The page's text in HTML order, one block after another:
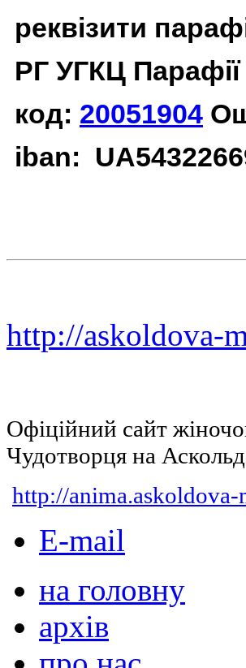
реквізити
РГ УГКЦ
код: 20051904
iban:
http://askoldova-
Офіційний сайт
Чудотворця на
http://
E-mail
на головну
архів